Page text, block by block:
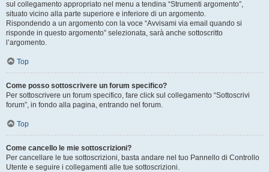
sul collegamento appropriato nel menu a tendina “Strumenti argomento”,
situato vicino alla parte superiore e inferiore di un argomento.
Rispondendo a un argomento con la voce “Avvisami via email quando si
risponde in questo argomento” selezionata, sarà anche sottoscritto
l’argomento.
Top
Come posso sottoscrivere un forum specifico?
Per sottoscrivere un forum specifico, fare click sul collegamento “Sottoscrivi
forum”, in fondo alla pagina, entrando nel forum.
Top
Come cancello le mie sottoscrizioni?
Per cancellare le tue sottoscrizioni, basta andare nel tuo Pannello di Controllo
Utente e seguire i collegamenti alle tue sottoscrizioni.